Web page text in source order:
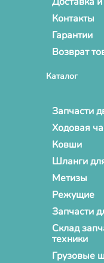
Контакты
Гарантии
Возврат
Каталог
Запчасти
Ходовая
Ковши
Шланги
Метизы
Режущие
Запчасти
Склад
техники
Грузовые